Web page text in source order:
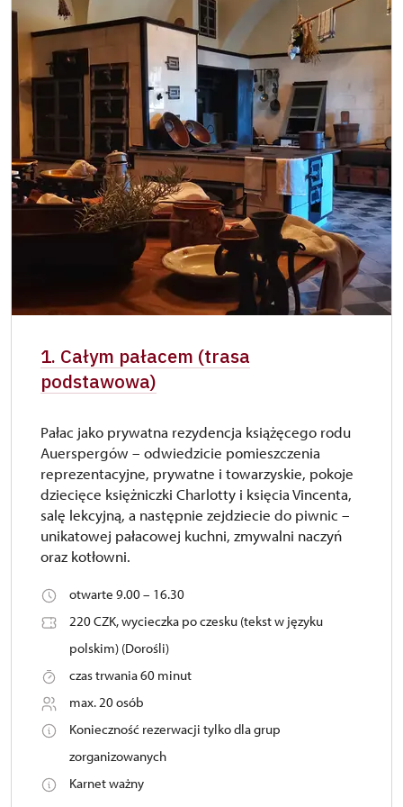
Osoba zatrudniona w NPÚ (+ 3 czlonkowie
rodziny)
zadarmo
Posiadacz karty „Naš člověk”*
zadarmo
Ważny dla jednej osoby - posiadacza karty
lub kodu QR
1. Całym pałacem (trasa
podstawowa)
Pałac jako prywatna rezydencja książęcego rodu
Auerspergów – odwiedzicie pomieszczenia
reprezentacyjne, prywatne i towarzyskie, pokoje
dziecięce księżniczki Charlotty i księcia Vincenta,
salę lekcyjną, a następnie zejdziecie do piwnic –
unikatowej pałacowej kuchni, zmywalni naczyń
oraz kotłowni.
otwarte 9.00 – 16.30
220 CZK, wycieczka po czesku (tekst w języku
polskim) (Dorośli)
czas trwania 60 minut
max. 20 osób
Konieczność rezerwacji tylko dla grup
zorganizowanych
Karnet ważny